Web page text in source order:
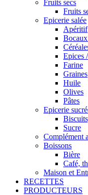
Fruits secs
Fruits
Epicerie salée
Apéritif
Epices
Farine
Graines
Huile
Olives
Pâtes
Epicerie
Sucre
Complément
Boissons
Bière
Café,
Maison et
RECETTES
PRODUCTEURS